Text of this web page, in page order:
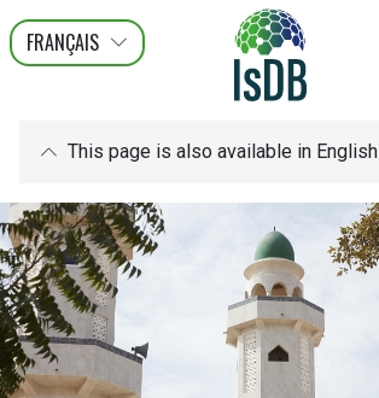
FRANÇAIS
ENGLISH
عربى
This page is also available in English